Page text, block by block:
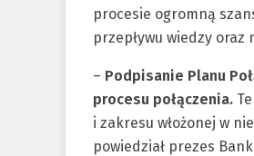
procesie ogromną
przepływu wiedzy oraz
– Podpisanie Planu
procesu połączenia.
i zakresu włożonej w
powiedział prezes